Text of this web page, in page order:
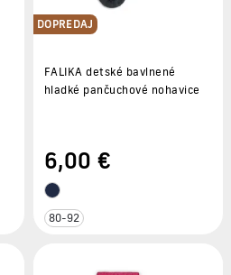
DOPREDAJ
FALIKA detské bavlnené
hladké pančuchové nohavice
6,00 €
80-92